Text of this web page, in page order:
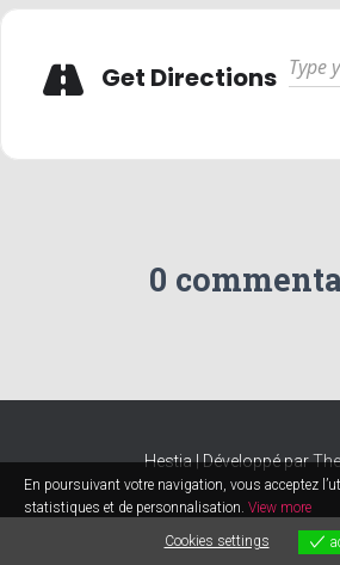
Get Directions
0
Hestia | Développé par
En poursuivant votre navigation, vous acceptez
statistiques et de personnalisation. View more
Cookies settings